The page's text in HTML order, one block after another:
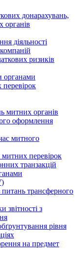
донарахувань,
органів
діяльності
ризиків
органами
митних органів
оформлення
митного
перевірок
транзакцій
питань трансферного
звітності з
рівня
на предмет